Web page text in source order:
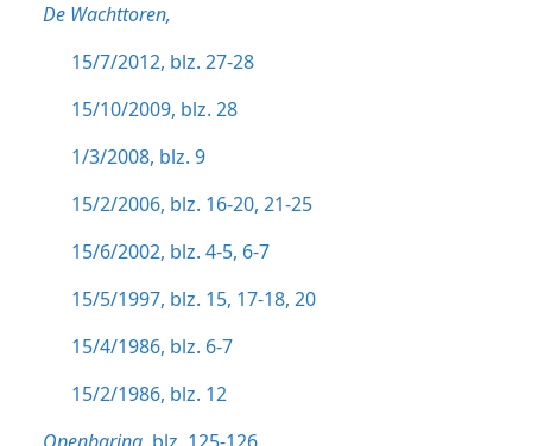
De Wachttoren,
15/7/2012, blz. 27-28
15/10/2009, blz. 28
1/3/2008, blz. 9
15/2/2006, blz. 16-20, 21-25
15/6/2002, blz. 4-5, 6-7
15/5/1997, blz. 15, 17-18, 20
15/4/1986, blz. 6-7
15/2/1986, blz. 12